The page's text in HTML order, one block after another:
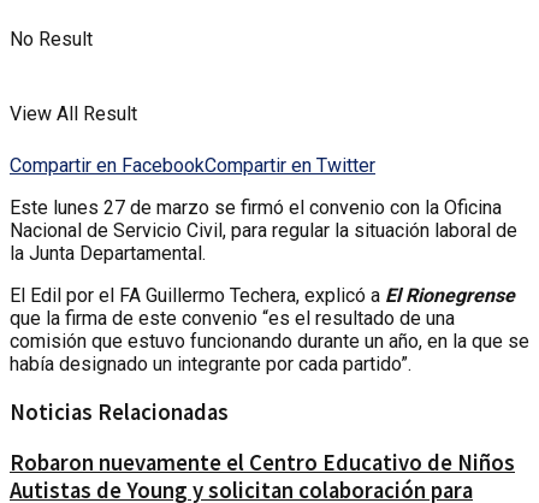
No Result
View All Result
Compartir en FacebookCompartir en Twitter
Este lunes 27 de marzo se firmó el convenio con la Oficina
Nacional de Servicio Civil, para regular la situación laboral de
la Junta Departamental.
El Edil por el FA Guillermo Techera, explicó a El Rionegrense
que la firma de este convenio “es el resultado de una
comisión que estuvo funcionando durante un año, en la que se
había designado un integrante por cada partido”.
Noticias Relacionadas
Robaron nuevamente el Centro Educativo de Niños
Autistas de Young y solicitan colaboración para